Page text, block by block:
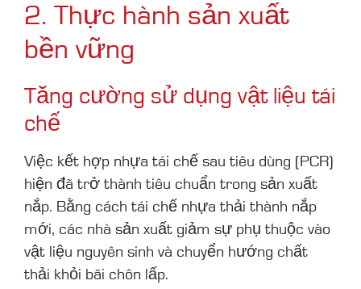
2. Thực hành sản xuất
bền vững
Tăng cường sử dụng vật liệu tái
chế
Việc kết hợp nhựa tái chế sau tiêu dùng (PCR)
hiện đã trở thành tiêu chuẩn trong sản xuất
nắp. Bằng cách tái chế nhựa thải thành nắp
mới, các nhà sản xuất giảm sự phụ thuộc vào
vật liệu nguyên sinh và chuyển hướng chất
thải khỏi bãi chôn lấp.